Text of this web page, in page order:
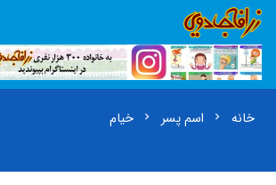
خانه chevron_right اسم پسر chevron_right خیام